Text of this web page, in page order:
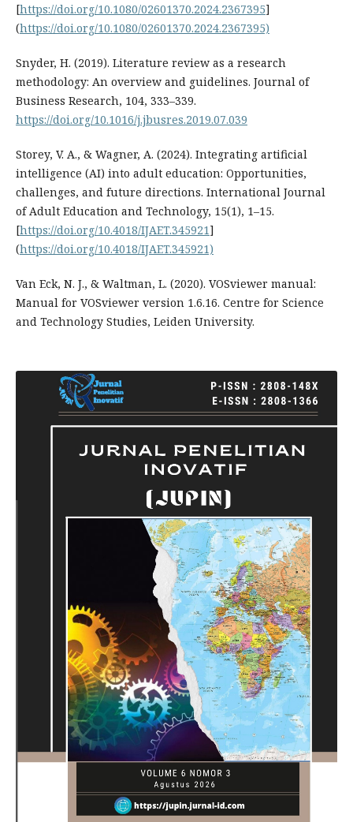
[https://doi.org/10.1080/02601370.2024.2367395]
(https://doi.org/10.1080/02601370.2024.2367395)
Snyder, H. (2019). Literature review as a research
methodology: An overview and guidelines. Journal of
Business Research, 104, 333–339.
https://doi.org/10.1016/j.jbusres.2019.07.039
⁠Storey, V. A., & Wagner, A. (2024). Integrating artificial
intelligence (AI) into adult education: Opportunities,
challenges, and future directions. International Journal
of Adult Education and Technology, 15(1), 1–15.
[https://doi.org/10.4018/IJAET.345921]
(https://doi.org/10.4018/IJAET.345921)
Van Eck, N. J., & Waltman, L. (2020). VOSviewer manual:
Manual for VOSviewer version 1.6.16. Centre for Science
and Technology Studies, Leiden University.